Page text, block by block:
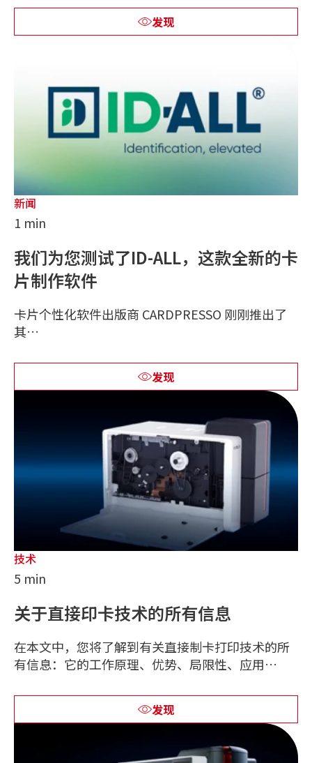
发现
新闻
1 min
我们为您测试了ID-ALL，这款全新的卡
片制作软件
卡片个性化软件出版商 CARDPRESSO 刚刚推出了
其…
发现
技术
5 min
关于直接印卡技术的所有信息
在本文中，您将了解到有关直接制卡打印技术的所
有信息：它的工作原理、优势、局限性、应用…
发现